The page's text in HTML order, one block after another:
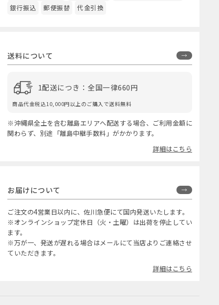
銀行振込
郵便振替 代金引換
送料について
1配送につき：全国一律660円
商品代金税込10,000円以上のご購入で送料無料
※沖縄県全土を含む離島エリアへ配送する場合、ご利用金額に
関わらず、別途「離島中継手数料」がかかります。
詳細はこちら
お届けについて
ご注文の4営業日以内に、佐川急便にて国内発送いたします。
※オンラインショップ定休日（火・土曜）は出荷を停止してい
ます。
※万が一、発送が遅れる場合はメールにて当店よりご連絡させ
ていただきます。
詳細はこちら